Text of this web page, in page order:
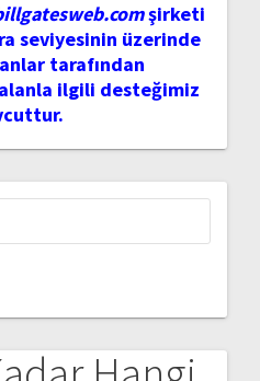
şirketi
seviyesinin üzerinde
tarafından
ilgili desteğimiz